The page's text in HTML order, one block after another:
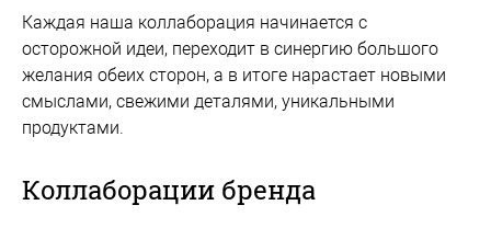
Каждая наша коллаборация начинается с
осторожной идеи, переходит в синергию большого
желания обеих сторон, а в итоге нарастает новыми
смыслами, свежими деталями, уникальными
продуктами.
Коллаборации бренда